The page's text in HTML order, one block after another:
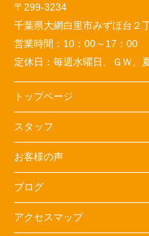
〒299-3234
千葉県大網白里市みずほ台２
営業時間： 10：00～17：00
定休日： 毎週水曜日、ＧＷ、
トップページ
スタッフ
お客様の声
ブログ
アクセスマップ